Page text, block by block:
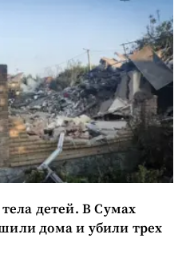
детей. В Сумах
дома и убили трех